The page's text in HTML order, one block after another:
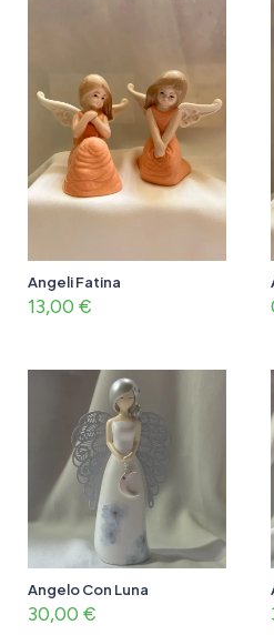
Angeli Fatina
13,00 €
Angelo Con Luna
30,00 €